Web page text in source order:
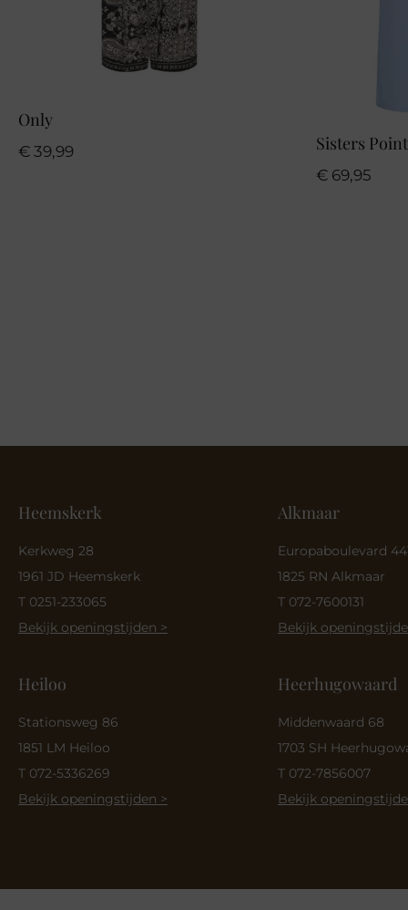
Only
€ 39,99 Sisters Point
€69,95
Heemskerk
Kerkweg 28
1961 JD Heemskerk
T 0251-233065
Bekijk openingstijden >
Heiloo
Stationsweg 86
1851 LM Heiloo
T 072-5336269
Bekijk openingstijden >
Alkmaar
Europaboulevard
1825 RN Alkmaar
T 072-7600131
Bekijk
Heerhugowaard
Middenwaard 68
1703 SH
T 072-7856007
Bekijk